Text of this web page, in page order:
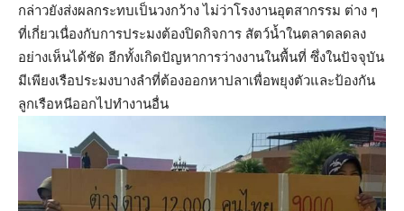
กล่าวยังส่งผลกระทบเป็นวงกว้าง ไม่ว่าโรงงานอุตสากรรม ต่าง ๆ
ที่เกี่ยวเนื่องกับการประมงต้องปิดกิจการ สัตว์น้ำในตลาดลดลง
อย่างเห็นได้ชัด อีกทั้งเกิดปัญหาการว่างงานในพื้นที่ ซึ่งในปัจจุบัน
มีเพียงเรือประมงบางลำที่ต้องออกหาปลาเพื่อพยุงตัวและป้องกัน
ลูกเรือหนีออกไปทำงานอื่น